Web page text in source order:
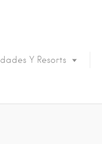
Y Resorts